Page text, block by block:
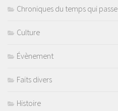
Chroniques du temps qui passe
Culture
Évènement
Faits divers
Histoire